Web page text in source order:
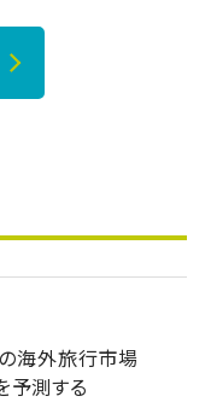
の海外旅行市場
予測する